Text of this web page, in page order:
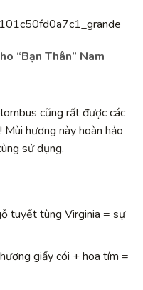
“Bạn Thân” Nam
cũng rất được các
hương này hoàn hảo
sử dụng.
tuyết tùng Virginia = sự
giấy cói + hoa tím =